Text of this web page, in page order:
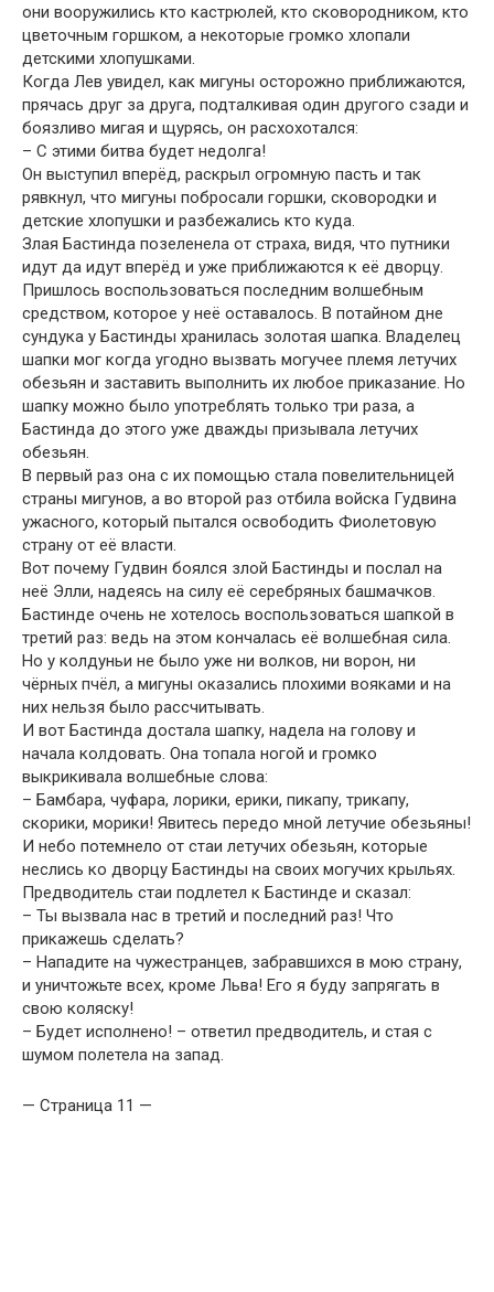
они вооружились кто кастрюлей, кто сковородником, кто
цветочным горшком, а некоторые громко хлопали
детскими хлопушками.
Когда Лев увидел, как мигуны осторожно приближаются,
прячась друг за друга, подталкивая один другого сзади и
боязливо мигая и щурясь, он расхохотался:
– С этими битва будет недолга!
Он выступил вперёд, раскрыл огромную пасть и так
рявкнул, что мигуны побросали горшки, сковородки и
детские хлопушки и разбежались кто куда.
Злая Бастинда позеленела от страха, видя, что путники
идут да идут вперёд и уже приближаются к её дворцу.
Пришлось воспользоваться последним волшебным
средством, которое у неё оставалось. В потайном дне
сундука у Бастинды хранилась золотая шапка. Владелец
шапки мог когда угодно вызвать могучее племя летучих
обезьян и заставить выполнить их любое приказание. Но
шапку можно было употреблять только три раза, а
Бастинда до этого уже дважды призывала летучих
обезьян.
В первый раз она с их помощью стала повелительницей
страны мигунов, а во второй раз отбила войска Гудвина
ужасного, который пытался освободить Фиолетовую
страну от её власти.
Вот почему Гудвин боялся злой Бастинды и послал на
неё Элли, надеясь на силу её серебряных башмачков.
Бастинде очень не хотелось воспользоваться шапкой в
третий раз: ведь на этом кончалась её волшебная сила.
Но у колдуньи не было уже ни волков, ни ворон, ни
чёрных пчёл, а мигуны оказались плохими вояками и на
них нельзя было рассчитывать.
И вот Бастинда достала шапку, надела на голову и
начала колдовать. Она топала ногой и громко
выкрикивала волшебные слова:
– Бамбара, чуфара, лорики, ерики, пикапу, трикапу,
скорики, морики! Явитесь передо мной летучие обезьяны!
И небо потемнело от стаи летучих обезьян, которые
неслись ко дворцу Бастинды на своих могучих крыльях.
Предводитель стаи подлетел к Бастинде и сказал:
– Ты вызвала нас в третий и последний раз! Что
прикажешь сделать?
– Нападите на чужестранцев, забравшихся в мою страну,
и уничтожьте всех, кроме Льва! Его я буду запрягать в
свою коляску!
– Будет исполнено! – ответил предводитель, и стая с
шумом полетела на запад.
— Страница 11 —